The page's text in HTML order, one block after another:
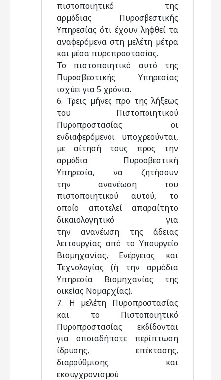
πιστοποιητικό της
αρµόδιας Πυροσβεστικής
Υπηρεσίας ότι έχουν ληφθεί τα
αναφερόµενα στη µελέτη µέτρα
και µέσα πυροπροστασίας.
Το πιστοποιητικό αυτό της
Πυροσβεστικής Υπηρεσίας
ισχύει για 5 χρόνια.
6. Τρεις µήνες προ της λήξεως
του Πιστοποιητικού
Πυροπροστασίας οι
ενδιαφερόµενοι υποχρεούνται,
µε αίτησή τους προς την
αρµόδια Πυροσβεστική
Υπηρεσία, να ζητήσουν
την ανανέωση του
πιστοποιητικού αυτού, το
οποίο αποτελεί απαραίτητο
δικαιολογητικό για
την ανανέωση της άδειας
λειτουργίας από το Υπουργείο
Βιοµηχανίας, Ενέργειας και
Τεχνολογίας (ή την αρµόδια
Υπηρεσία Βιοµηχανίας της
οικείας Νοµαρχίας).
7. Η µελέτη Πυροπροστασίας
και το Πιστοποιητικό
Πυροπροστασίας εκδίδονται
για οποιαδήποτε περίπτωση
ίδρυσης, επέκτασης,
διαρρύθµισης και
εκσυγχρονισµού